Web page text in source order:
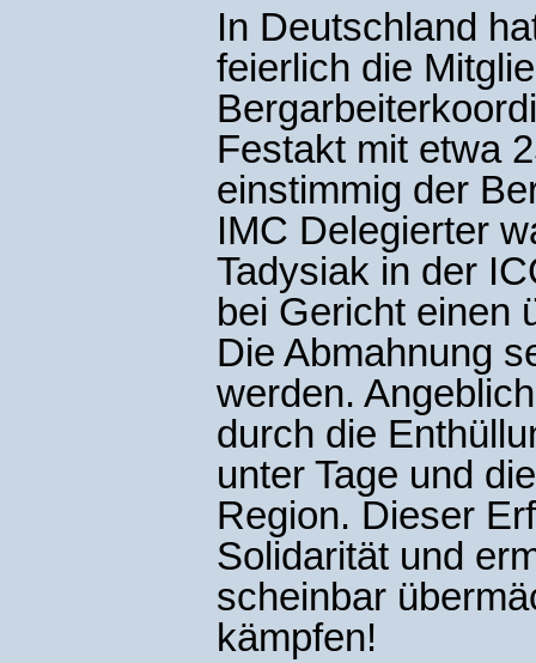
In Deutschland
feierlich die
Festakt mit etwa
einstimmig der
IMC Delegierter
Tadysiak in der
bei Gericht einen
Die Abmahnung
werden.
durch die
unter Tage und
Region. Dieser
Solidarität und
scheinbar
kämpfen!